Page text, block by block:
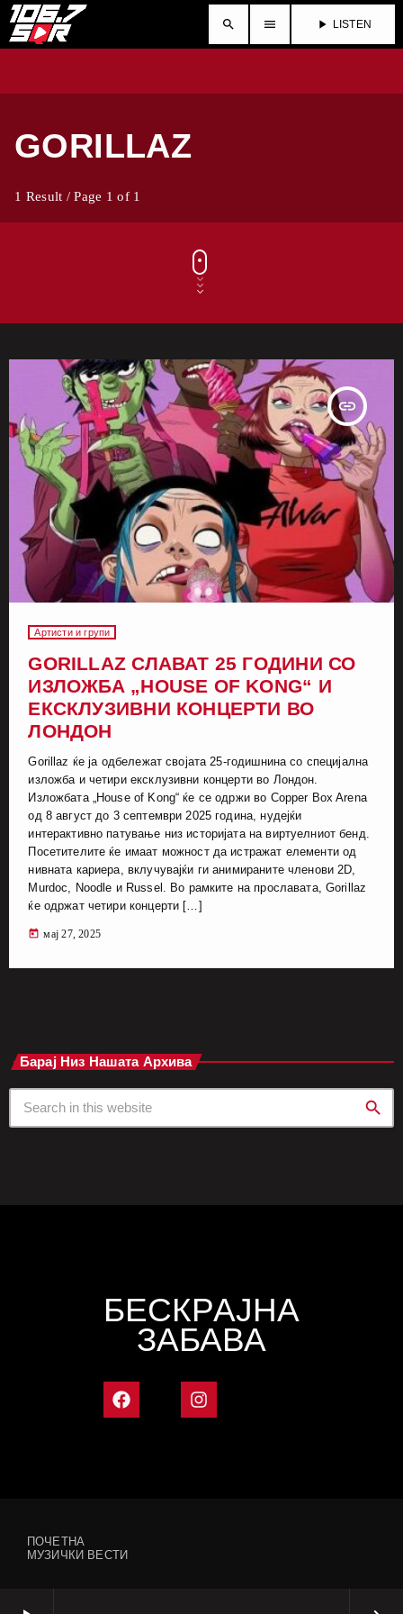
search menu play_arrow LISTEN
GORILLAZ
1 Result / Page 1 of 1
insert_link
Артисти и групи
GORILLAZ СЛАВАТ 25 ГОДИНИ СО
ИЗЛОЖБА „HOUSE OF KONG“ И
ЕКСКЛУЗИВНИ КОНЦЕРТИ ВО
ЛОНДОН
Gorillaz ќе ја одбележат својата 25-годишнина со специјална
изложба и четири ексклузивни концерти во Лондон.
Изложбата „House of Kong“ ќе се одржи во Copper Box Arena
од 8 август до 3 септември 2025 година, нудејќи
интерактивно патување низ историјата на виртуелниот бенд.
Посетителите ќе имаат можност да истражат елементи од
нивната кариера, вклучувајќи ги анимираните членови 2D,
Murdoc, Noodle и Russel. Во рамките на прославата, Gorillaz
ќе одржат четири концерти […]
today мај 27, 2025
Барај Низ Нашата Архива
search
БЕСКРАЈНА
ЗАБАВА
ПОЧЕТНА
МУЗИЧКИ ВЕСТИ